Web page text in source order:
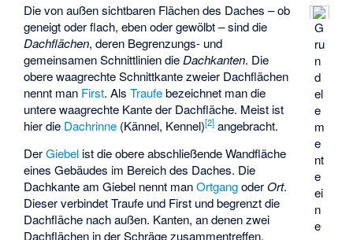
G
ru
n
d
el
e
m
e
nt
e
ei
n
e
Die von außen sichtbaren Flächen des Daches – ob
geneigt oder flach, eben oder gewölbt – sind die
Dachflächen, deren Begrenzungs- und
gemeinsamen Schnittlinien dieDachkanten. Die
obere waagrechte Schnittkante zweier Dachflächen
nennt man First. AlsTraufebezeichnet man die
untere waagrechte Kante der Dachfläche. Meist ist
hier die Dachrinne (Kännel, Kennel)[2] angebracht.
DerGiebel ist die obere abschließende Wandfläche
eines Gebäudes im Bereich des Daches. Die
Dachkante am Giebel nennt manOrtgangoderOrt.
Dieser verbindet Traufe und First und begrenzt die
Dachfläche nach außen. Kanten, an denen zwei
Dachflächen in der Schräge zusammentreffen,